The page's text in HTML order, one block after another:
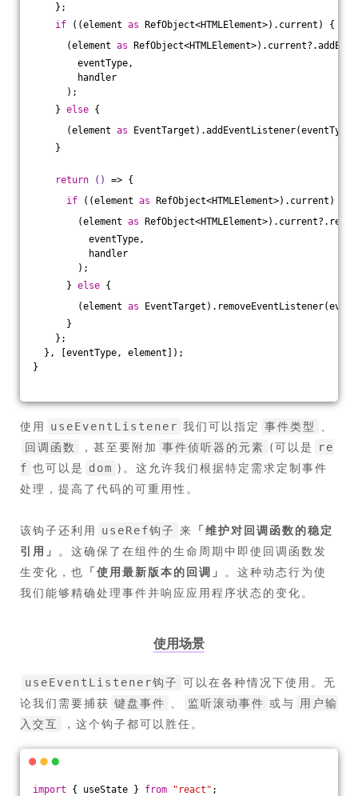
};
if ((element as RefObject<HTMLElement>).current) {
(element as
eventType,
handler
);
} else {
(element as
}
return () => {
if ((element as RefObject<HTMLElement>).current) {
(element as
eventType,
handler
);
} else {
(element as
}
};
}, [eventType, element]);
}
使用 useEventListener 我们可以指定 事件类型
回调函数 ，甚至要附加 事件侦听器的元素 (可以是
re
f 也可以是 dom )。这允许我们根据特定需求定制事件
处理，提高了代码的可重用性。
该钩子还利用 useRef钩子 来 「维护对回调函数的稳定
引用 」
。这确保了在组件的生命周期中即使回调函数发
生变化，也 「使用最新版本的回调 」
。这种动态行为使
我们能够精确处理事件并响应应用程序状态的变化。
使用场景
useEventListener钩子 可以在各种情况下使用。无
论我们需要捕获 键盘事件 监听滚动事件 或与
用户输
入交互
，这个钩子都可以胜任。
import { useState } from "react" ;